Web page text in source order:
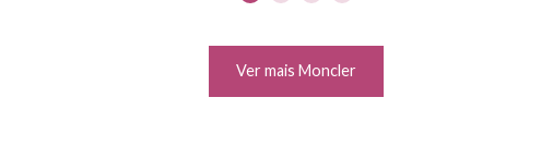
Ver mais Moncler